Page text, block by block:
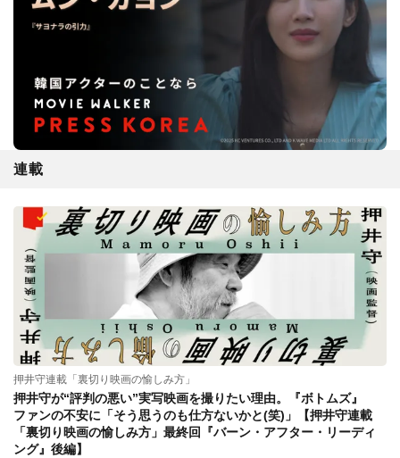
連載
押井守連載「裏切り映画の愉しみ方」
押井守が“評判の悪い”実写映画を撮りたい理由。『ボトムズ』
ファンの不安に「そう思うのも仕方ないかと(笑)」【押井守連載
「裏切り映画の愉しみ方」最終回『バーン・アフター・リーディ
ング』後編】